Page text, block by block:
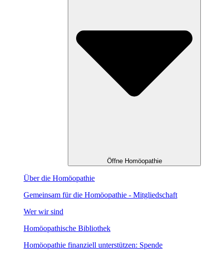
Öffne Homöopathie
Über die Homöopathie
Gemeinsam für die Homöopathie - Mitgliedschaft
Wer wir sind
Homöopathische Bibliothek
Homöopathie finanziell unterstützen: Spende